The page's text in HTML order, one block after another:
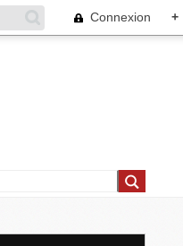
Connexion +